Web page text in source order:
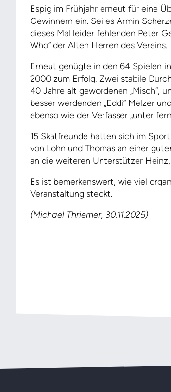
Espig im Frühjahr erneut für eine
Gewinnern ein. Sei es Armin
dieses Mal leider fehlenden Peter
Who“ der Alten Herren des Vereins.
Erneut genügte in den 64 Spielen
2000 zum Erfolg. Zwei stabile
40 Jahre alt gewordenen „Misch“,
besser werdenden „Eddi“ Melzer
ebenso wie der Verfasser „unter
15 Skatfreunde hatten sich im
von Lohn und Thomas an einer
an die weiteren Unterstützer
Es ist bemerkenswert, wie viel
Veranstaltung steckt.
(Michael Thriemer, 30.11.2025)